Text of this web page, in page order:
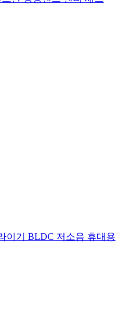
판 경량밴드 팬티 세트
이기 BLDC 저소음 휴대용